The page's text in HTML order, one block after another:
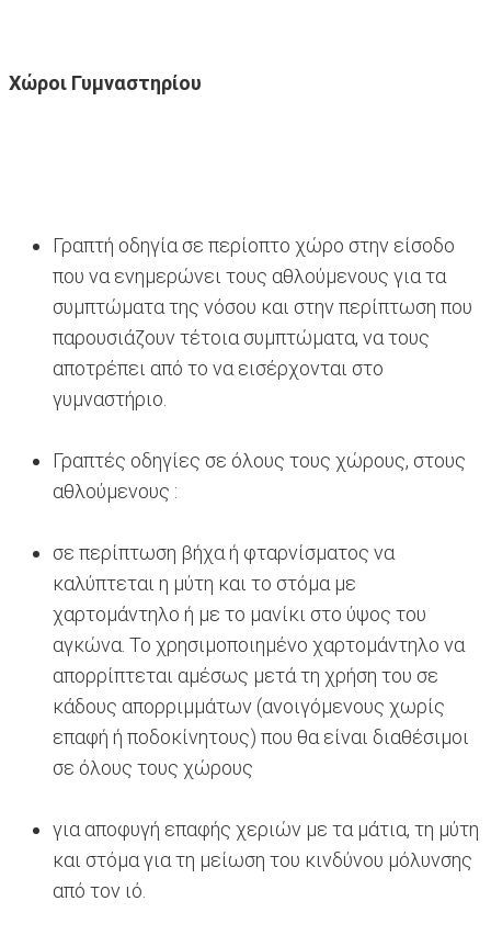
Χώροι Γυμναστηρίου
Γραπτή οδηγία σε περίοπτο χώρο στην είσοδο
που να ενημερώνει τους αθλούμενους για τα
συμπτώματα της νόσου και στην περίπτωση που
παρουσιάζουν τέτοια συμπτώματα, να τους
αποτρέπει από το να εισέρχονται στο
γυμναστήριο.
Γραπτές οδηγίες σε όλους τους χώρους, στους
αθλούμενους :
σε περίπτωση βήχα ή φταρνίσματος να
καλύπτεται η μύτη και το στόμα με
χαρτομάντηλο ή με το μανίκι στο ύψος του
αγκώνα. Το χρησιμοποιημένο χαρτομάντηλο να
απορρίπτεται αμέσως μετά τη χρήση του σε
κάδους απορριμμάτων (ανοιγόμενους χωρίς
επαφή ή ποδοκίνητους) που θα είναι διαθέσιμοι
σε όλους τους χώρους
για αποφυγή επαφής χεριών με τα μάτια, τη μύτη
και στόμα για τη μείωση του κινδύνου μόλυνσης
από τον ιό.